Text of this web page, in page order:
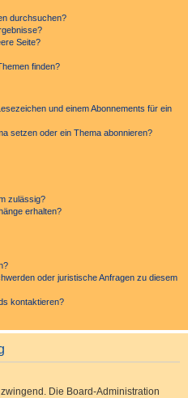
durchsuchen?
Seite?
finden?
und einem Abonnements für ein
setzen oder ein Thema abonnieren?
zulässig?
erhalten?
oder juristische Anfragen zu diesem
kontaktieren?
Die Board-Administration